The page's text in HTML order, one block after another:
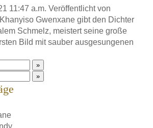
11:47 a.m. Veröffentlicht von
Khanyiso Gwenxane gibt den Dichter
Schmelz, meistert seine große
Bild mit sauber ausgesungenen
»
»